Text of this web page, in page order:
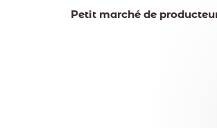
Petit marché de